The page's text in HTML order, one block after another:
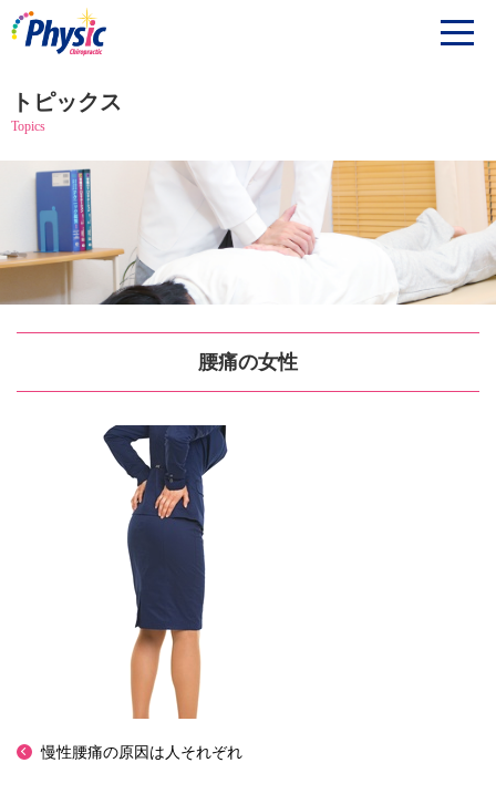
トピックス
Topics
腰痛の女性
慢性腰痛の原因は人それぞれ